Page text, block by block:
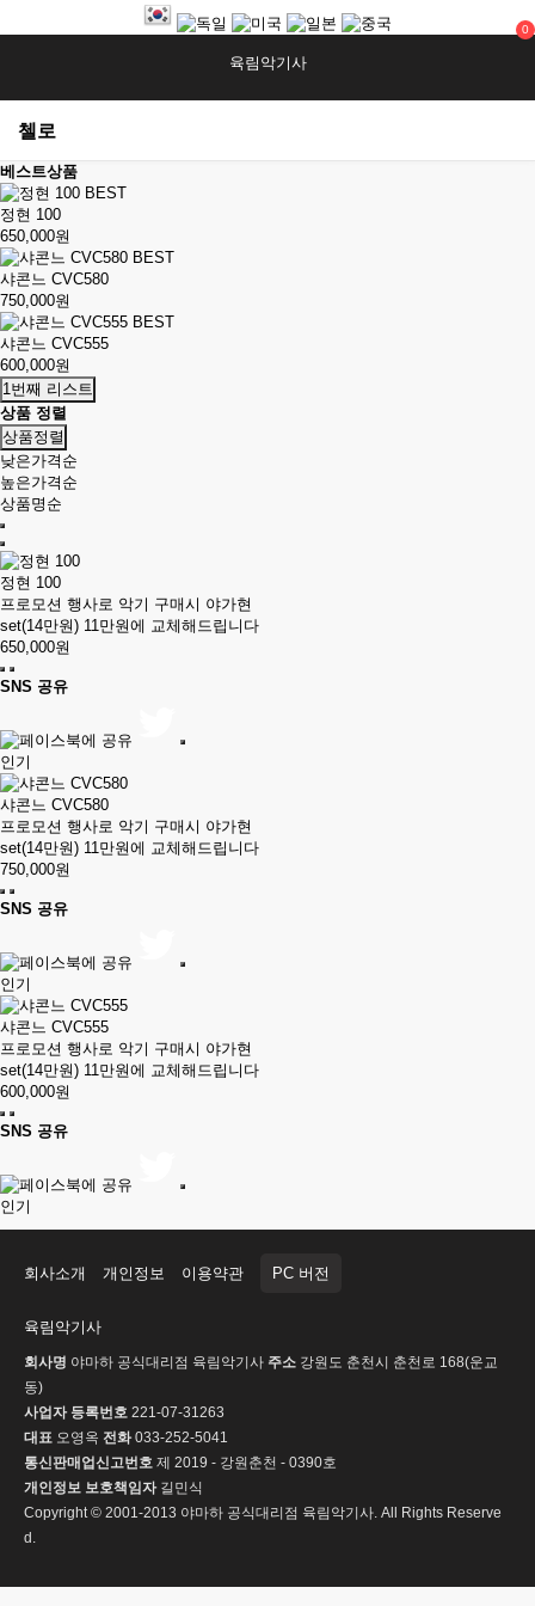
육림악기사
0
첼로
베스트상품
BEST
정현 100
650,000원
BEST
샤콘느 CVC580
750,000원
BEST
샤콘느 CVC555
600,000원
1번째 리스트
상품 정렬
상품정렬
낮은가격순
높은가격순
상품명순
정현 100
프로모션 행사로 악기 구매시 야가현
set(14만원) 11만원에 교체해드립니다
650,000원
SNS 공유
인기
샤콘느 CVC580
프로모션 행사로 악기 구매시 야가현
set(14만원) 11만원에 교체해드립니다
750,000원
SNS 공유
인기
샤콘느 CVC555
프로모션 행사로 악기 구매시 야가현
set(14만원) 11만원에 교체해드립니다
600,000원
SNS 공유
인기
회사소개 개인정보 이용약관 PC 버전
육림악기사
회사명 야마하 공식대리점 육림악기사 주소 강원도 춘천시 춘천로 168(운교
동)
사업자 등록번호 221-07-31263
대표 오영옥 전화033-252-5041
통신판매업신고번호 제 2019 - 강원춘천 - 0390호
개인정보 보호책임자길민식
Copyright © 2001-2013 야마하 공식대리점 육림악기사. All Rights Reserve
d.